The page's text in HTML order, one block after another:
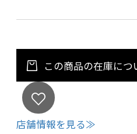
この商品の在庫につ
店舗情報を見る≫